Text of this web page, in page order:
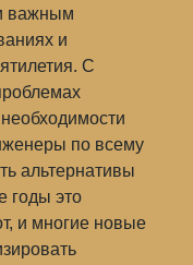
важным
и
С
по всему
альтернативы
годы это
и многие новые